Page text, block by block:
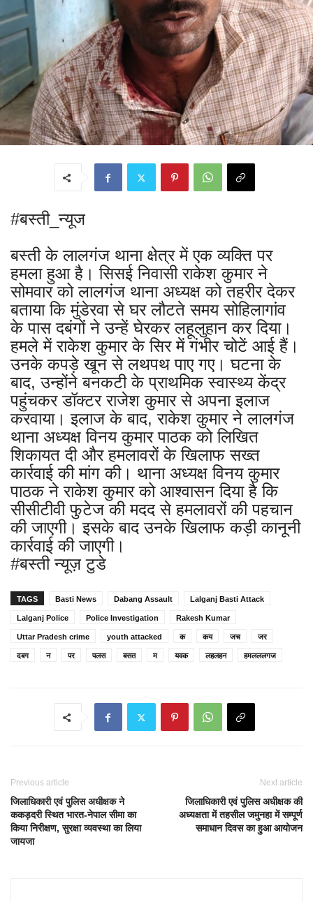
#बस्ती_न्यूज
बस्ती के लालगंज थाना क्षेत्र में एक व्यक्ति पर
हमला हुआ है। सिसई निवासी राकेश कुमार ने
सोमवार को लालगंज थाना अध्यक्ष को तहरीर देकर
बताया कि मुंडेरवा से घर लौटते समय सोहिलागांव
के पास दबंगों ने उन्हें घेरकर लहूलुहान कर दिया।
हमले में राकेश कुमार के सिर में गंभीर चोटें आई हैं।
उनके कपड़े खून से लथपथ पाए गए। घटना के
बाद, उन्होंने बनकटी के प्राथमिक स्वास्थ्य केंद्र
पहुंचकर डॉक्टर राजेश कुमार से अपना इलाज
करवाया। इलाज के बाद, राकेश कुमार ने लालगंज
थाना अध्यक्ष विनय कुमार पाठक को लिखित
शिकायत दी और हमलावरों के खिलाफ सख्त
कार्रवाई की मांग की। थाना अध्यक्ष विनय कुमार
पाठक ने राकेश कुमार को आश्वासन दिया है कि
सीसीटीवी फुटेज की मदद से हमलावरों की पहचान
की जाएगी। इसके बाद उनके खिलाफ कड़ी कानूनी
कार्रवाई की जाएगी।
#बस्ती न्यूज़ टुडे
TAGS Basti News Dabang Assault Lalganj Basti Attack
Lalganj Police Police Investigation Rakesh Kumar
Uttar Pradesh crime youth attacked क कय जच जर
दबग न पर पलस बसत म यवक लहलहन हमलललगज
Previous article
जिलाधिकारी एवं पुलिस अधीक्षक ने
ककड़दरी स्थित भारत-नेपाल सीमा का
किया निरीक्षण, सुरक्षा व्यवस्था का लिया
जायजा
Next article
जिलाधिकारी एवं पुलिस अधीक्षक की
अध्यक्षता में तहसील जमुनहा में सम्पूर्ण
समाधान दिवस का हुआ आयोजन